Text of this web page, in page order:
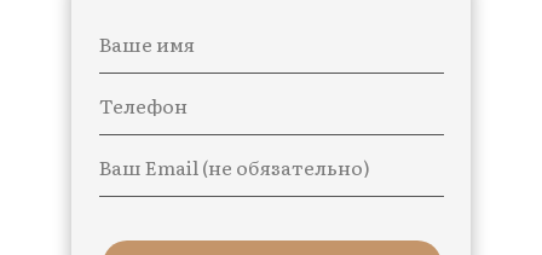
Ваше имя
Телефон
Ваш Email (не обязательно)